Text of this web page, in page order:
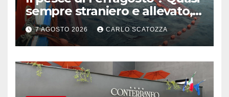
sempre straniero e allevato,
in sofferenza
7 AGOSTO 2026 CARLO SCATOZZA